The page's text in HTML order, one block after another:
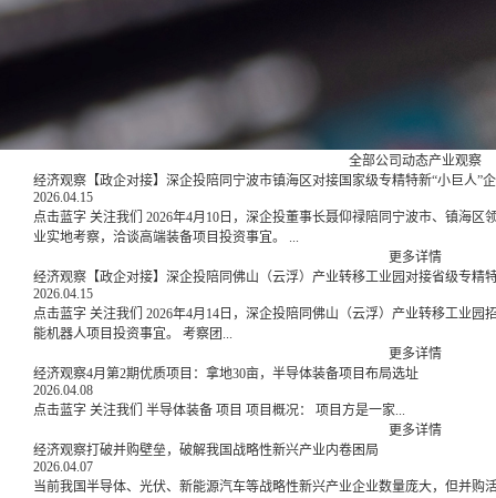
全部公司动态产业观察
经济观察【政企对接】深企投陪同宁波市镇海区对接国家级专精特新“小巨人”
2026.04.15
点击蓝字 关注我们 2026年4月10日，深企投董事长聂仰禄陪同宁波市、镇海区领导一行，专程前往一家国家级专精特新“小巨人”企
业实地考察，洽谈高端装备项目投资事宜。 ...
更多详情
经济观察【政企对接】深企投陪同佛山（云浮）产业转移工业园对接省级专精
2026.04.15
点击蓝字 关注我们 2026年4月14日，深企投陪同佛山（云浮）产业转移工业园招商领导一行，对接一家省级专精特新企业，洽谈智
能机器人项目投资事宜。 考察团...
更多详情
经济观察4月第2期优质项目：拿地30亩，半导体装备项目布局选址
2026.04.08
点击蓝字 关注我们 半导体装备 项目 项目概况： 项目方是一家...
更多详情
经济观察打破并购壁垒，破解我国战略性新兴产业内卷困局
2026.04.07
当前我国半导体、光伏、新能源汽车等战略性新兴产业企业数量庞大，但并购